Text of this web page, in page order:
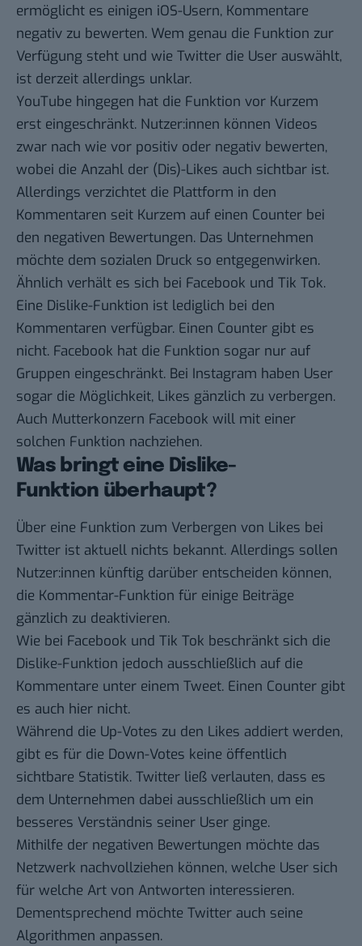
ermöglicht es einigen iOS-Usern, Kommentare
negativ zu bewerten. Wem genau die Funktion zur
Verfügung steht und wie Twitter die User auswählt,
ist derzeit allerdings unklar.
YouTube hingegen hat die Funktion vor Kurzem
erst eingeschränkt. Nutzer:innen können Videos
zwar nach wie vor positiv oder negativ bewerten,
wobei die Anzahl der (Dis)-Likes auch sichtbar ist.
Allerdings verzichtet die Plattform in den
Kommentaren seit Kurzem auf einen Counter bei
den negativen Bewertungen. Das Unternehmen
möchte dem sozialen Druck so entgegenwirken.
Ähnlich verhält es sich bei Facebook und Tik Tok.
Eine Dislike-Funktion ist lediglich bei den
Kommentaren verfügbar. Einen Counter gibt es
nicht. Facebook hat die Funktion sogar nur auf
Gruppen eingeschränkt. Bei Instagram haben User
sogar die Möglichkeit, Likes gänzlich zu verbergen.
Auch Mutterkonzern Facebook will mit einer
solchen Funktion nachziehen.
Was bringt eine Dislike-
Funktion überhaupt?
Über eine Funktion zum Verbergen von Likes bei
Twitter ist aktuell nichts bekannt. Allerdings sollen
Nutzer:innen künftig darüber entscheiden können,
die Kommentar-Funktion für einige Beiträge
gänzlich zu deaktivieren.
Wie bei Facebook und Tik Tok beschränkt sich die
Dislike-Funktion jedoch ausschließlich auf die
Kommentare unter einem Tweet. Einen Counter gibt
es auch hier nicht.
Während die Up-Votes zu den Likes addiert werden,
gibt es für die Down-Votes keine öffentlich
sichtbare Statistik. Twitter ließ verlauten, dass es
dem Unternehmen dabei ausschließlich um ein
besseres Verständnis seiner User ginge.
Mithilfe der negativen Bewertungen möchte das
Netzwerk nachvollziehen können, welche User sich
für welche Art von Antworten interessieren.
Dementsprechend möchte Twitter auch seine
Algorithmen anpassen.